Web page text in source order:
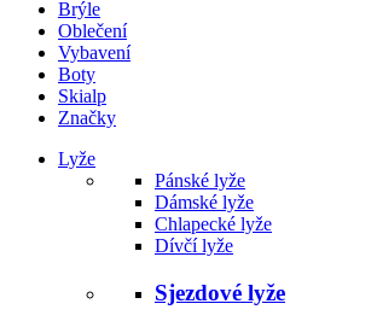
Brýle
Oblečení
Vybavení
Boty
Skialp
Značky
Lyže
Pánské lyže
Dámské lyže
Chlapecké lyže
Dívčí lyže
Sjezdové lyže